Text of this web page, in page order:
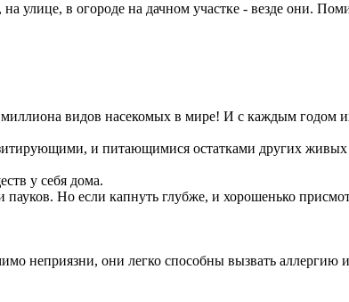
в огороде на дачном участке - везде они.
видов насекомых в мире! И с каждым годом
и питающимися остатками других живых
у себя дома.
Но если капнуть глубже, и хорошенько
неприязни, они легко способны вызвать аллергию